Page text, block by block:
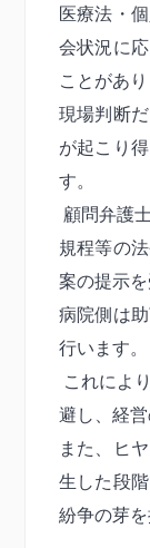
医療法・
会状況に
ことがあり
現場判断
が起こり
す。
顧問弁護
規程等の
案の提示を
病院側は
行います。
これによ
避し、経
また、ヒ
生した段
紛争の芽を